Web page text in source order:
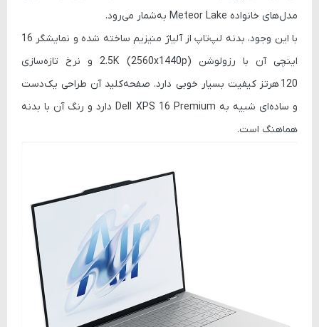
مدل‌های خانواده Meteor Lake به‌شمار می‌رود.
با این وجود، بدنه لپ‌تاپ ازآلیاژ منیزیم
ساخته شده و نمایشگر 16
اینچی آن با رزولوشن 2.5K (2560x1440p)و نرخ تازه‌سازی
120 هرتز
کیفیت بسیار خوبی دارد. صفحه‌کلید آن طراحی یک‌دست
و ساده‌ای شبیه به Dell XPS 16 Premiumدارد و رنگ آن با بدنه
هماهنگ است.